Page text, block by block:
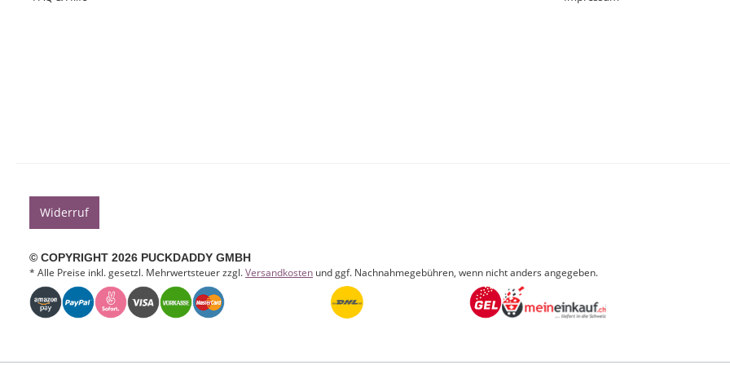
Widerruf
© COPYRIGHT 2026 PUCKDADDY GMBH
* Alle Preise inkl. gesetzl. Mehrwertsteuer zzgl.Versandkosten und ggf. Nachnahmegebühren, wenn nicht anders angegeben.